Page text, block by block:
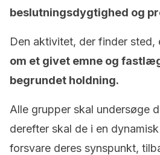
beslutningsdygtighed og
Den aktivitet, der finder sted,
om et givet emne og
begrundet holdning.
Alle grupper skal undersøge
derefter skal de i en
forsvare deres synspunkt,